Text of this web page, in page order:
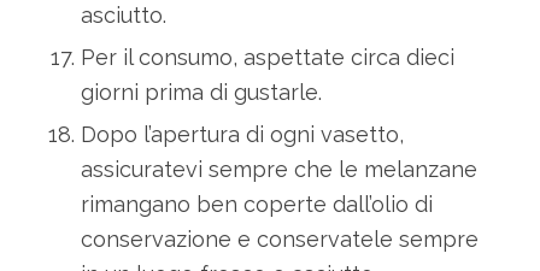
asciutto.
Per il consumo, aspettate circa dieci
giorni prima di gustarle.
Dopo l’apertura di ogni vasetto,
assicuratevi sempre che le melanzane
rimangano ben coperte dall’olio di
conservazione e conservatele sempre